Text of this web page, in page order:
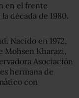
en el frente
década de 1980.
Nacido en 1972,
Mohsen Kharazi,
Asociación
hermana de
con